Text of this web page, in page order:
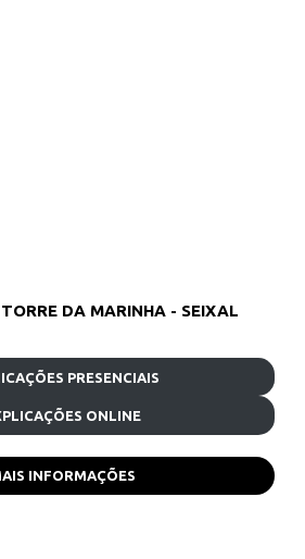
DA MARINHA - SEIXAL
PRESENCIAIS
ONLINE
INFORMAÇÕES